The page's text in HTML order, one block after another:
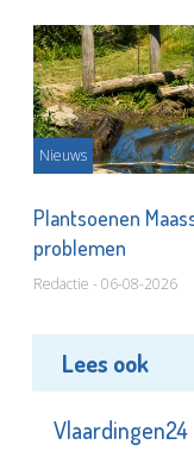
Nieuws
Plantsoenen
problemen
Redactie - 06-08-2026
Lees ook
Vlaardingen24